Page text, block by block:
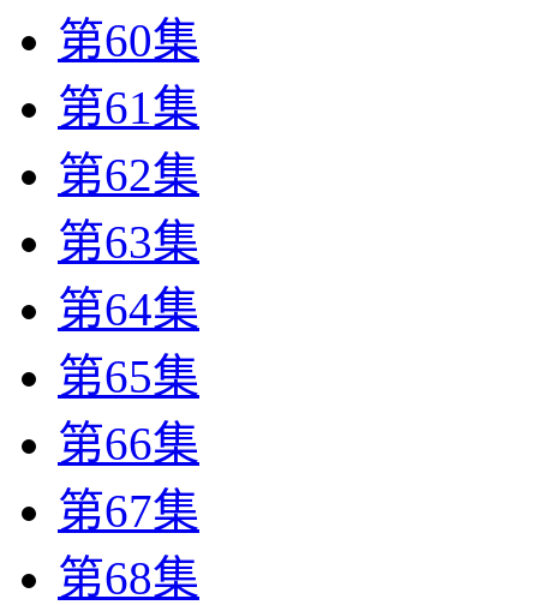
第60集
第61集
第62集
第63集
第64集
第65集
第66集
第67集
第68集